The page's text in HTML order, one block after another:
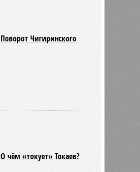
Поворот Чигиринского
О чём «токует» Токаев?